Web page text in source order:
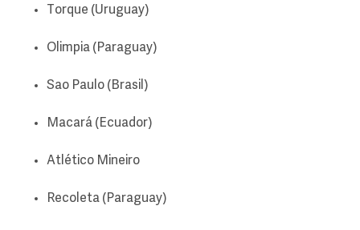
Torque (Uruguay)
Olimpia (Paraguay)
Sao Paulo (Brasil)
Macará (Ecuador)
Atlético Mineiro
Recoleta (Paraguay)